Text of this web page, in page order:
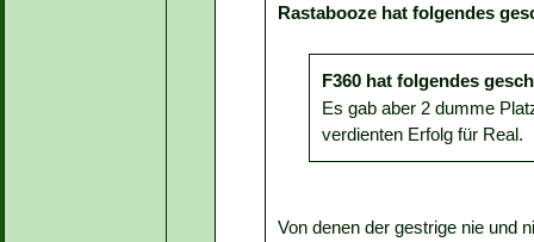
Rastabooze hat folgendes
F360 hat folgendes
Es gab aber 2 dumme
verdienten Erfolg für Real.
Von denen der gestrige nie und